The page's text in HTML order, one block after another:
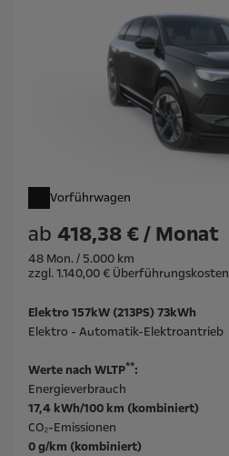
Vorführwagen
ab 418,38 € / Monat
48 Mon. / 5.000 km
zzgl. 1.140,00 € Überführungskosten
Elektro 157kW (213PS) 73kWh
Elektro - Automatik-Elektroantrieb
Werte nach WLTP**:
Energieverbrauch
17,4 kWh/100 km (kombiniert)
CO₂-Emissionen
0 g/km (kombiniert)